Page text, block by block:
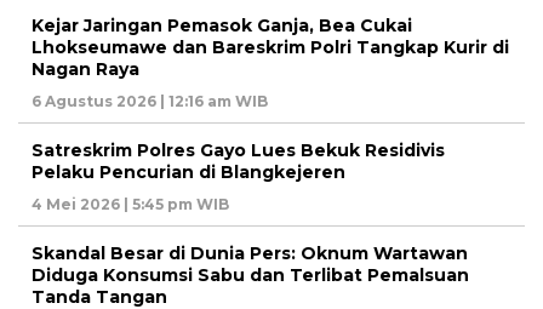
Kejar Jaringan Pemasok Ganja, Bea Cukai
Lhokseumawe dan Bareskrim Polri Tangkap Kurir di
Nagan Raya
6 Agustus 2026 | 12:16 am WIB
Satreskrim Polres Gayo Lues Bekuk Residivis
Pelaku Pencurian di Blangkejeren
4 Mei 2026 | 5:45 pm WIB
Skandal Besar di Dunia Pers: Oknum Wartawan
Diduga Konsumsi Sabu dan Terlibat Pemalsuan
Tanda Tangan